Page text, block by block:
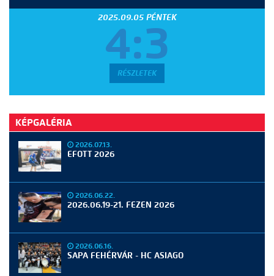
2025.09.05 PÉNTEK
4:3
RÉSZLETEK
KÉPGALÉRIA
2026.07.13.
EFOTT 2026
2026.06.22.
2026.06.19-21. FEZEN 2026
2026.06.16.
SAPA FEHÉRVÁR - HC ASIAGO